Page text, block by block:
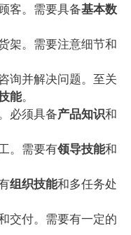
客。需要具备基本数
架。需要注意细节和
询并解决问题。至关
能。
必须具备产品知识和
。需要有领导技能和
组织技能和多任务处
交付。需要有一定的